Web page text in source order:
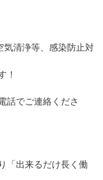
気清浄等、感染防止対
！
話でご連絡くださ
「出来るだけ長く働